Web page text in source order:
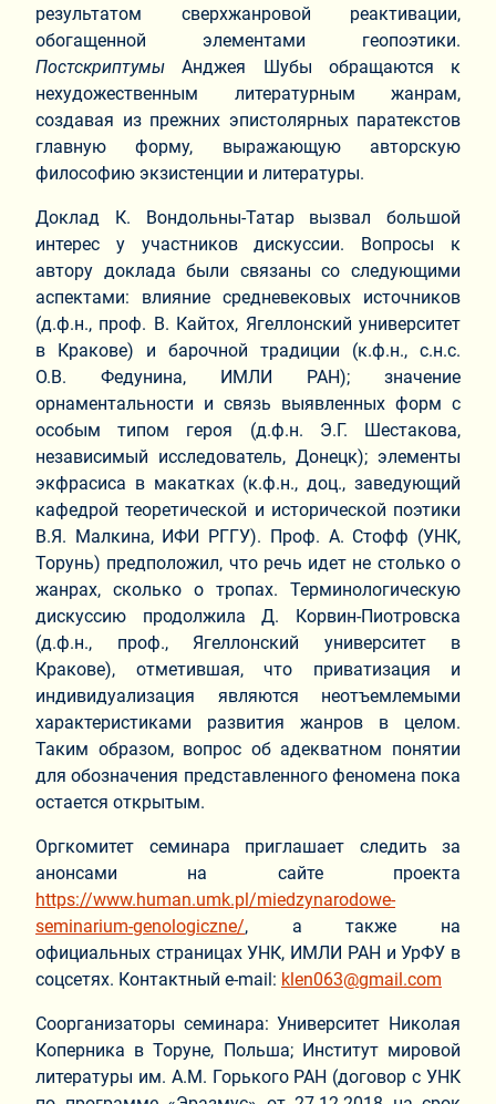
результатом сверхжанровой реактивации,
обогащенной элементами геопоэтики.
Постскриптумы Анджея Шубы обращаются к
нехудожественным литературным жанрам,
создавая из прежних эпистолярных паратекстов
главную форму, выражающую авторскую
философию экзистенции и литературы.
Доклад К. Вондольны-Татар вызвал большой
интерес у участников дискуссии. Вопросы к
автору доклада были связаны со следующими
аспектами: влияние средневековых источников
(д.ф.н., проф. В. Кайтох, Ягеллонский университет
в Кракове) и барочной традиции (к.ф.н., с.н.с.
О.В. Федунина, ИМЛИ РАН); значение
орнаментальности и связь выявленных форм с
особым типом героя (д.ф.н. Э.Г. Шестакова,
независимый исследователь, Донецк); элементы
экфрасиса в макатках (к.ф.н., доц., заведующий
кафедрой теоретической и исторической поэтики
В.Я. Малкина, ИФИ РГГУ). Проф. А. Стофф (УНК,
Торунь) предположил, что речь идет не столько о
жанрах, сколько о тропах. Терминологическую
дискуссию продолжила Д. Корвин-Пиотровска
(д.ф.н., проф., Ягеллонский университет в
Кракове), отметившая, что приватизация и
индивидуализация являются неотъемлемыми
характеристиками развития жанров в целом.
Таким образом, вопрос об адекватном понятии
для обозначения представленного феномена пока
остается открытым.
Оргкомитет семинара приглашает следить за
анонсами на сайте проекта
https://www.human.umk.pl/miedzynarodowe-
seminarium-genologiczne/, а также на
официальных страницах УНК, ИМЛИ РАН и УрФУ в
соцсетях. Контактный e-mail: klen063@gmail.com
Соорганизаторы семинара: Университет Николая
Коперника в Торуне, Польша; Институт мировой
литературы им. А.М. Горького РАН (договор с УНК